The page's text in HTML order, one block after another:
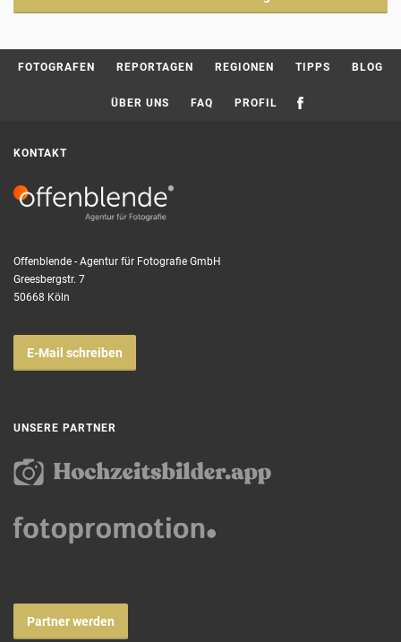
FOTOGRAFEN REPORTAGEN REGIONEN TIPPS BLOG
ÜBER UNS FAQ PROFIL
KONTAKT
Offenblende - Agentur für Fotografie GmbH
Greesbergstr. 7
50668 Köln
E-Mail schreiben
UNSERE PARTNER
Partner werden